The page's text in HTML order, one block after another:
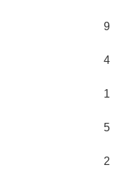
9
4
1
5
2